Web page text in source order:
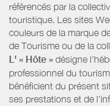
référencés par la
touristique. Les sites
couleurs de la marque
de Tourisme ou de la
L' « Hôte » désigne
professionnel du
bénéficient du présent
ses prestations et de